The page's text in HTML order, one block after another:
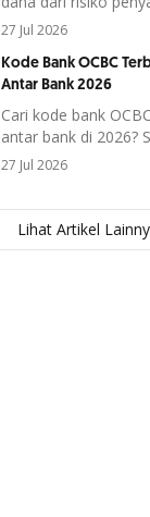
dana menjadi salah
diperhatikan,
Risiko seperti
orang mulai mencari
uang mereka
27 Jul 2026
Kode Bank OCBC
Antar Bank 2026
Cari kode bank
antar bank di 2026?
cara
lancar.
27 Jul 2026
Lihat Artikel